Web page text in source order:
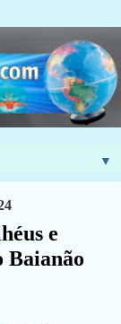
▼
e
Baianão